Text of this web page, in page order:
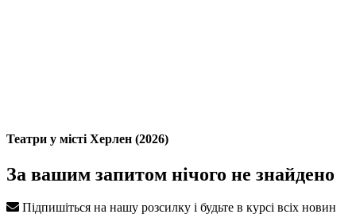
Театри у місті Херлен (2026)
За вашим запитом нічого не знайдено
Підпишіться на нашу розсилку і будьте в курсі всіх новин